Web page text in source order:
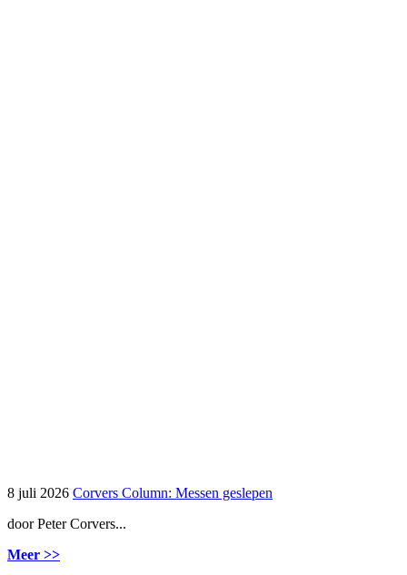
8 juli 2026 Corvers Column: Messen geslepen
door Peter Corvers...
Meer >>